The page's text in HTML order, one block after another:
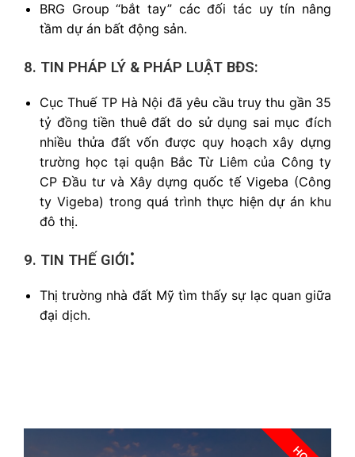
BRG Group “bắt tay” các đối tác uy tín nâng
tầm dự án bất động sản.
8. TIN PHÁP LÝ & PHÁP LUẬT BĐS:
Cục Thuế TP Hà Nội đã yêu cầu truy thu gần 35
tỷ đồng tiền thuê đất do sử dụng sai mục đích
nhiều thửa đất vốn được quy hoạch xây dựng
trường học tại quận Bắc Từ Liêm của Công ty
CP Đầu tư và Xây dựng quốc tế Vigeba (Công
ty Vigeba) trong quá trình thực hiện dự án khu
đô thị.
9. TIN THẾ GIỚI:
Thị trường nhà đất Mỹ tìm thấy sự lạc quan giữa
đại dịch.